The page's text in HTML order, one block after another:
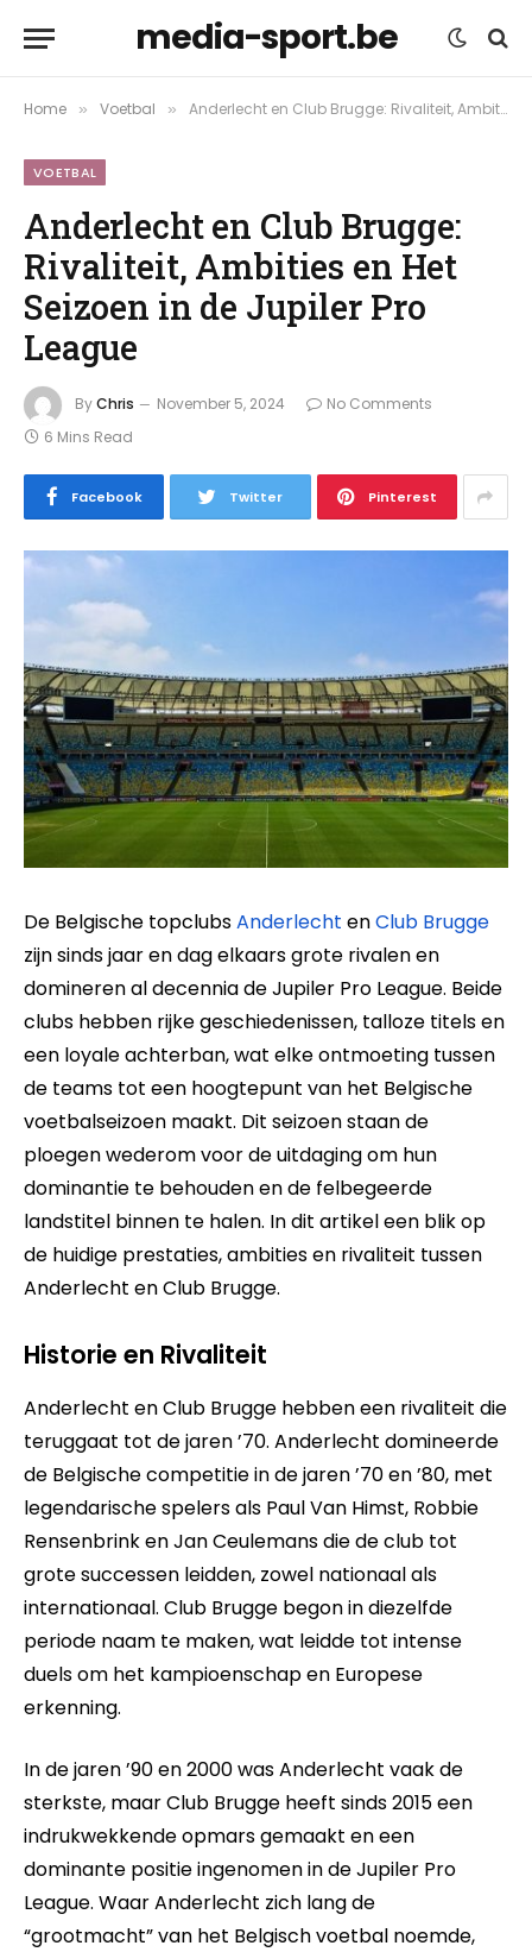
media-sport.be
Home » Voetbal » Anderlecht en Club Brugge: Rivaliteit, Ambities en Het Seizoen in de Jupiler Pro League
VOETBAL
Anderlecht en Club Brugge:
Rivaliteit, Ambities en Het
Seizoen in de Jupiler Pro
League
ByChris November 5, 2024
No Comments
6 Mins Read
Facebook Twitter Pinterest
De Belgische topclubsAnderlecht enClub Brugge
zijn sinds jaar en dag elkaars grote rivalen en
domineren al decennia de Jupiler Pro League. Beide
clubs hebben rijke geschiedenissen, talloze titels en
een loyale achterban, wat elke ontmoeting tussen
de teams tot een hoogtepunt van het Belgische
voetbalseizoen maakt. Dit seizoen staan de
ploegen wederom voor de uitdaging om hun
dominantie te behouden en de felbegeerde
landstitel binnen te halen. In dit artikel een blik op
de huidige prestaties, ambities en rivaliteit tussen
Anderlecht en Club Brugge.
Historie en Rivaliteit
Anderlecht en Club Brugge hebben een rivaliteit die
teruggaat tot de jaren ’70. Anderlecht domineerde
de Belgische competitie in de jaren ’70 en ’80, met
legendarische spelers als Paul Van Himst, Robbie
Rensenbrink en Jan Ceulemans die de club tot
grote successen leidden, zowel nationaal als
internationaal. Club Brugge begon in diezelfde
periode naam te maken, wat leidde tot intense
duels om het kampioenschap en Europese
erkenning.
In de jaren ’90 en 2000 was Anderlecht vaak de
sterkste, maar Club Brugge heeft sinds 2015 een
indrukwekkende opmars gemaakt en een
dominante positie ingenomen in de Jupiler Pro
League. Waar Anderlecht zich lang de
“grootmacht” van het Belgisch voetbal noemde,